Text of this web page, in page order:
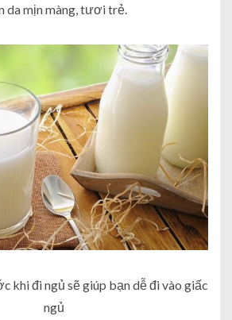
da mịn màng, tươi trẻ.
khi đi ngủ sẽ giúp bạn dễ đi vào giấc
ngủ